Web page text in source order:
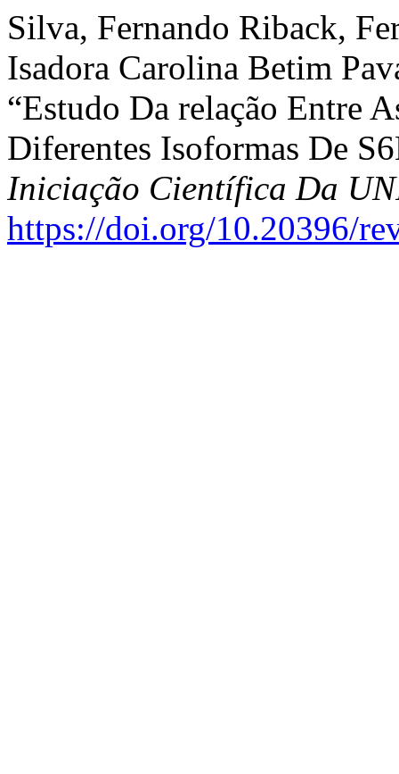
Silva, Fernando Riback,
Isadora Carolina Betim
“Estudo Da relação Entre
Diferentes Isoformas De
Iniciação Científica Da
https://doi.org/10.20396/